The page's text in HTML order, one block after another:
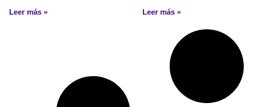
Leer más »
Leer más »